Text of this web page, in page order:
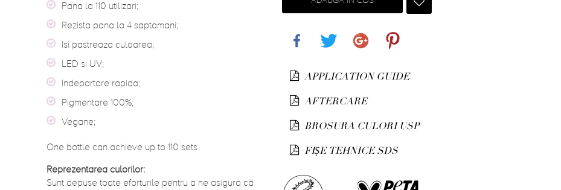
Pana la 110 utilizari;
Rezista pana la 4 saptamani;
Isi pastreaza culoarea;
LED si UV;
Indepartare rapida;
Pigmentare 100%;
Vegane;
One bottle can achieve up to 110 sets
Reprezentarea culorilor:
Sunt depuse toate eforturile pentru a ne asigura că
APPLICATION GUIDE
AFTERCARE
BROSURA CULORI USP
FIȘE TEHNICE SDS